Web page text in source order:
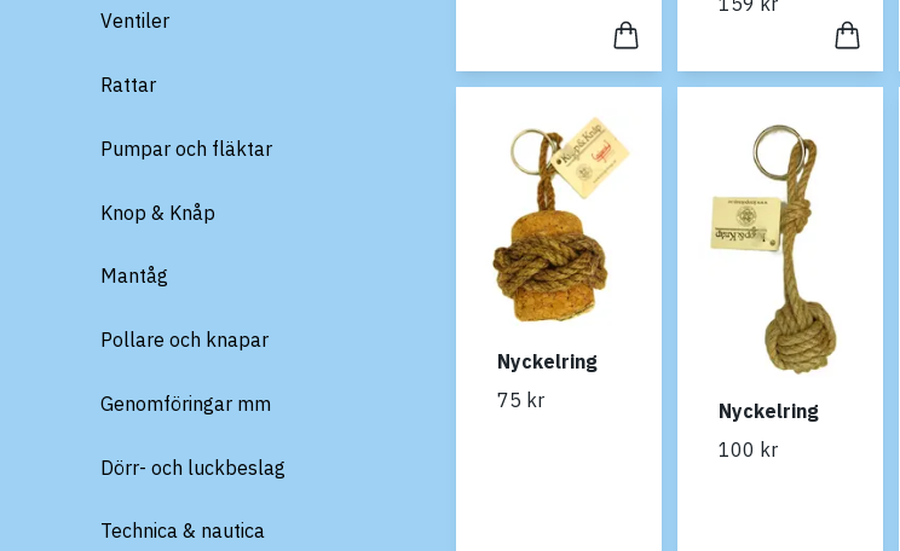
Ventiler
Rattar
Pumpar och fläktar
Knop & Knåp
Mantåg
Pollare och knapar
Genomföringar mm
Dörr- och luckbeslag
Technica & nautica
Nyckelring
75 kr
Nyckelring
100 kr